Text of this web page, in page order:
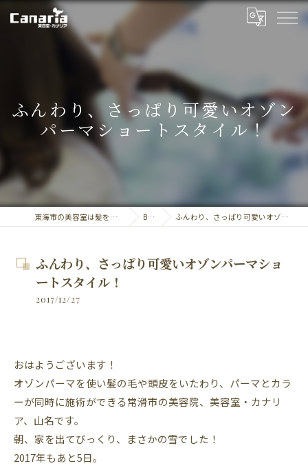
ふんわり、さっぱり可愛いオゾン
パーマショートスタイル！
東海市の美容室は髪を労る美容室・カナリア BLOG ふんわり、さっぱり可愛いオゾンパーマショートスタイル！
ふんわり、さっぱり可愛いオゾンパーマショ
ートスタイル！
2017/12/27
おはようございます！
オゾンパーマを使い髪の毛や頭皮をいたわり、パーマとカラ
ーが同時に施術ができる常滑市の美容院、美容室・カナリ
ア、山名です。
朝、家を出てびっくり、まさかの雪でした！
2017年もあと5日。